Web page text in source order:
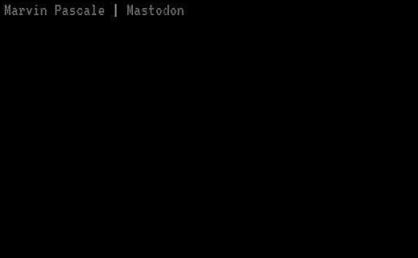
Marvin Pascale | Mastodon